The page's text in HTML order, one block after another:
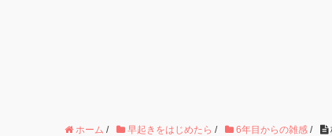
ホーム / 早起きをはじめたら / 6年目からの雑感 /